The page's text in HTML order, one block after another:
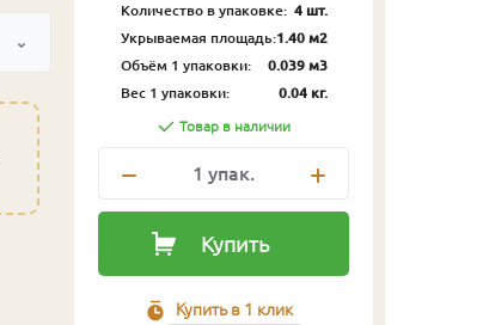
Количество в упаковке: 4 шт.
Укрываемая площадь:1.40 м2
Объём 1 упаковки:
0.039 м3
Вес 1 упаковки:
0.04 кг.
Товар в наличии
1 упак.
Купить
Купить в 1 клик